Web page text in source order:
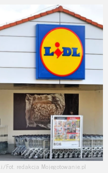
Fot. redakcja Mojegotowanie.pl